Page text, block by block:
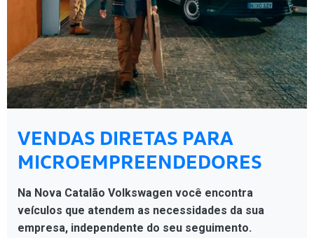
VENDAS DIRETAS PARA
MICROEMPREENDEDORES
Na Nova Catalão Volkswagen você encontra
veículos que atendem as necessidades da sua
empresa, independente do seu seguimento.